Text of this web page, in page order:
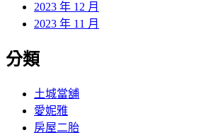
2023 年 12 月
2023 年 11 月
分類
土城當舖
愛妮雅
房屋二胎